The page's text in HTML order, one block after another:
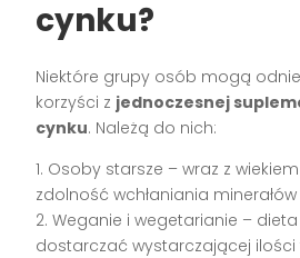
cynku?
Niektóre grupy osób mogą
korzyści z jednoczesnej
cynku. Należą do nich:
1. Osoby starsze – wraz z
zdolność wchłaniania
2. Weganie i wegetarianie –
dostarczać wystarczającej ilości